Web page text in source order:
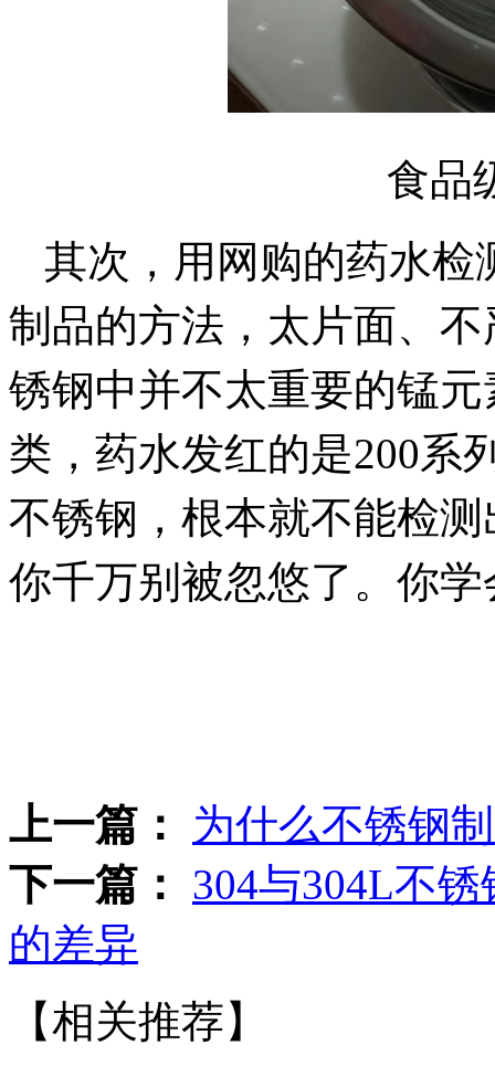
食品
其次，用网购的药水检
制品的方法，太片面、
锈钢中并不太重要的锰
类，药水发红的是200系
不锈钢，根本就不能检
你千万别被忽悠了。你
上一篇：
为什么不锈钢
下一篇：
304与304L不
的差异
【相关推荐】